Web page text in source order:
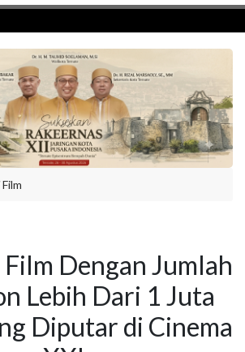
Film
Dengan Jumlah
Lebih Dari 1 Juta
Diputar di Cinema